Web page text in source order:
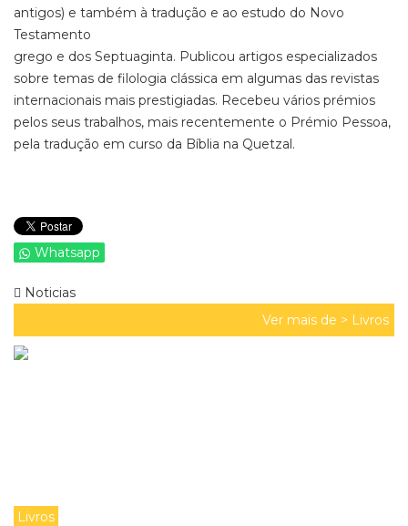
antigos) e também à tradução e ao estudo do Novo
Testamento
grego e dos Septuaginta. Publicou artigos especializados
sobre temas de filologia clássica em algumas das revistas
internacionais mais prestigiadas. Recebeu vários prémios
pelos seus trabalhos, mais recentemente o Prémio Pessoa,
pela tradução em curso da Bíblia na Quetzal.
Whatsapp
Noticias
Ver mais de > Livros
Livros